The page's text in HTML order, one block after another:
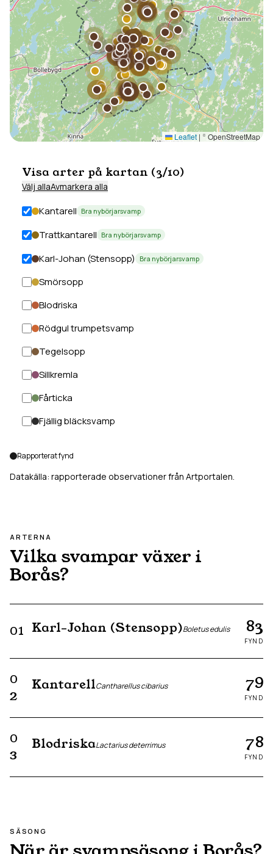
Leaflet | © OpenStreetMap
Visa arter på kartan (3/10)
Välj allaAvmarkera alla
Kantarell Bra nybörjarsvamp
Trattkantarell Bra nybörjarsvamp
Karl-Johan (Stensopp) Bra nybörjarsvamp
Smörsopp
Blodriska
Rödgul trumpetsvamp
Tegelsopp
Sillkremla
Fårticka
Fjällig bläcksvamp
Rapporterat fynd
Datakälla: rapporterade observationer från Artportalen.
ARTERNA
Vilka svampar växer i
Borås?
01 Karl-Johan (Stensopp)Boletus edulis 83
FYND
0
2
KantarellCantharellus cibarius 79
FYND
0
3
BlodriskaLactarius deterrimus 78
FYND
SÄSONG